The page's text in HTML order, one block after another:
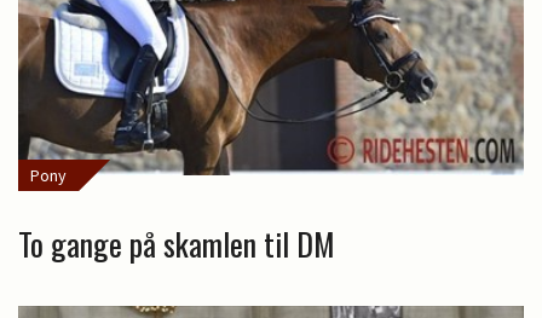
Pony
To gange på skamlen til DM